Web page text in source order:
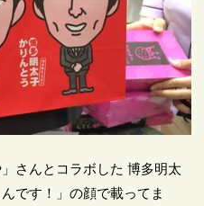
さんとコラボした 博多明太
です！」の顔で載ってま